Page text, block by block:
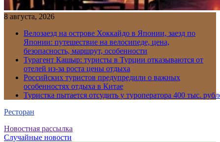
8 августа, 2026
Велозаезд на острове Хоккайдо в Японии, заезд по
Японии: путешествие на велосипеде, цена,
безопасность, маршрут, особенности
Турагент Кашыр: туристы в Турции отказываются от
отелей из-за роста цены отдыха
Российских туристов предупредили о важных
особенностях отдыха в Китае
Туристка пытается отсудить у туроператора 400 тыс.
Ресторан
Новостная рассылка
Случайные новости